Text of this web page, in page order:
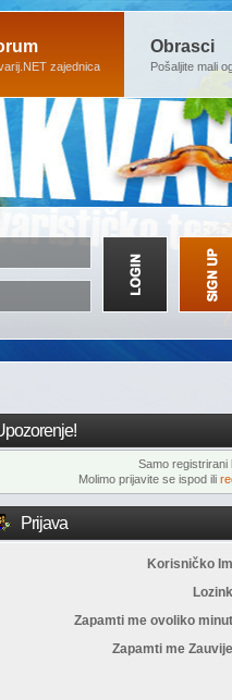
zajednica
Obrasci
Pošaljite mali
Samo registrirani
Molimo prijavite se ispod ili
Prijava
Korisničko
Zapamti me ovoliko
Zapamti me